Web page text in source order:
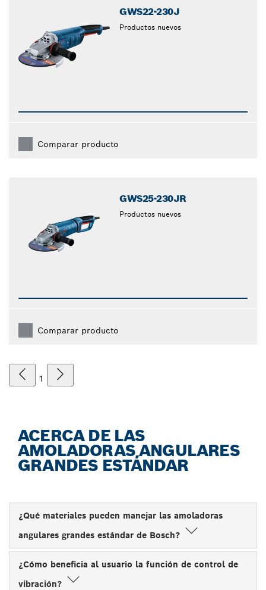
GWS22-230J
Productos nuevos
Comparar producto
GWS25-230JR
Productos nuevos
Comparar producto
1
ACERCA DE LAS
AMOLADORAS ANGULARES
GRANDES ESTÁNDAR
¿Qué materiales pueden manejar las amoladoras
angulares grandes estándar de Bosch?
¿Cómo beneficia al usuario la función de control de
vibración?